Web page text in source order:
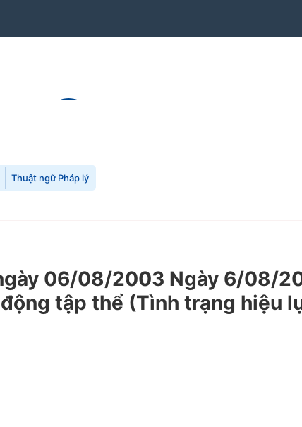
Thuật ngữ Pháp lý
06/08/2003 Ngày 6/08/
tập thể (Tình trạng hiệu